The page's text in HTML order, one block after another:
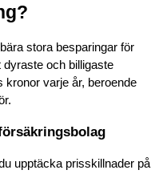
stora besparingar för
dyraste och billigaste
kronor varje år, beroende
upptäcka prisskillnader på